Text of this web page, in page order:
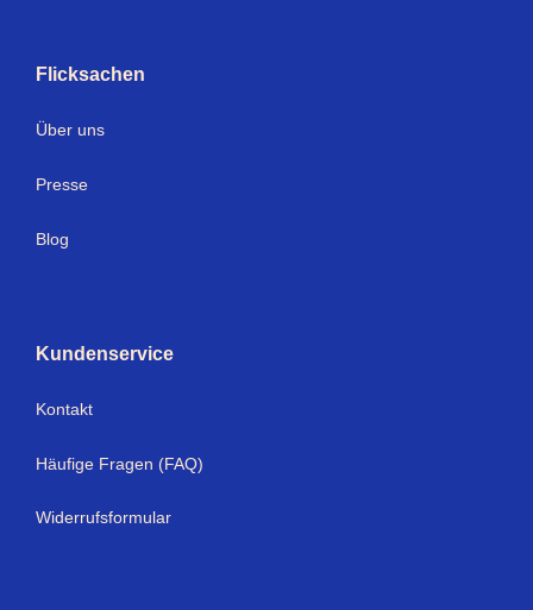
Flicksachen
Über uns
Presse
Blog
Kundenservice
Kontakt
Häufige Fragen (FAQ)
Widerrufsformular